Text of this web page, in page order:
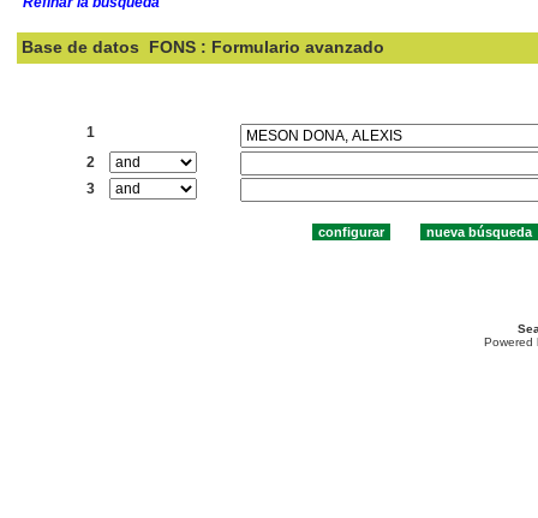
Base de datos FONS : Formulario avanzado
1
2
3